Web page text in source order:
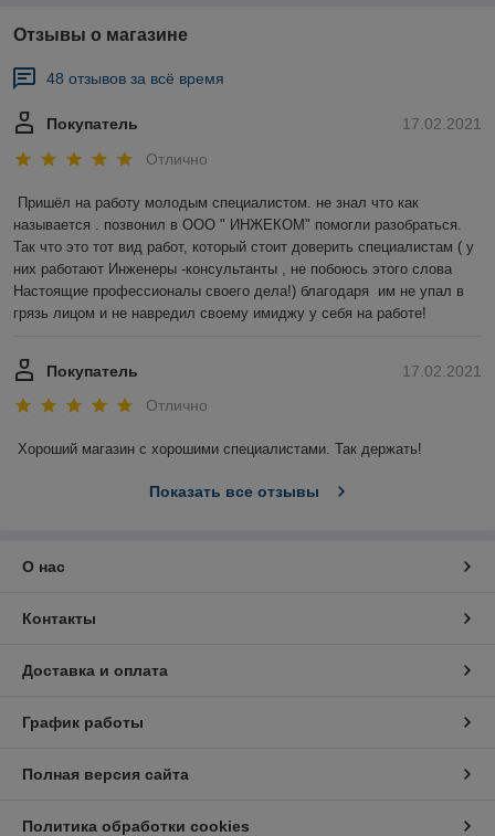
Отзывы о магазине
48 отзывов за всё время
17.02.2021
Покупатель
Отлично
Пришёл на работу молодым специалистом. не знал что как
называется . позвонил в ООО " ИНЖЕКОМ" помогли разобраться.
Так что это тот вид работ, который стоит доверить специалистам ( у
них работают Инженеры -консультанты , не побоюсь этого слова
Настоящие профессионалы своего дела!) благодаря  им не упал в
грязь лицом и не навредил своему имиджу у себя на работе!
17.02.2021
Покупатель
Отлично
Хороший магазин с хорошими специалистами. Так держать!
Показать все отзывы
О нас
Контакты
Доставка и оплата
График работы
Полная версия сайта
Политика обработки cookies